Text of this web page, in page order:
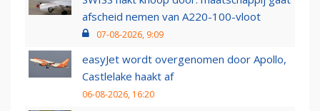
afscheid nemen van A220-100-vloot
07-08-2026, 9:09
easyJet wordt overgenomen door Apollo,
Castlelake haakt af
06-08-2026, 16:20